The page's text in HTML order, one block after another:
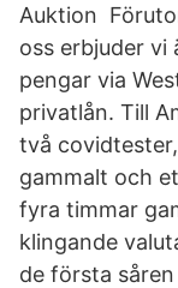
Auktion
oss erbjuder vi
pengar via
privatlån. Till
två
gammalt och
fyra timmar
klingande
de första